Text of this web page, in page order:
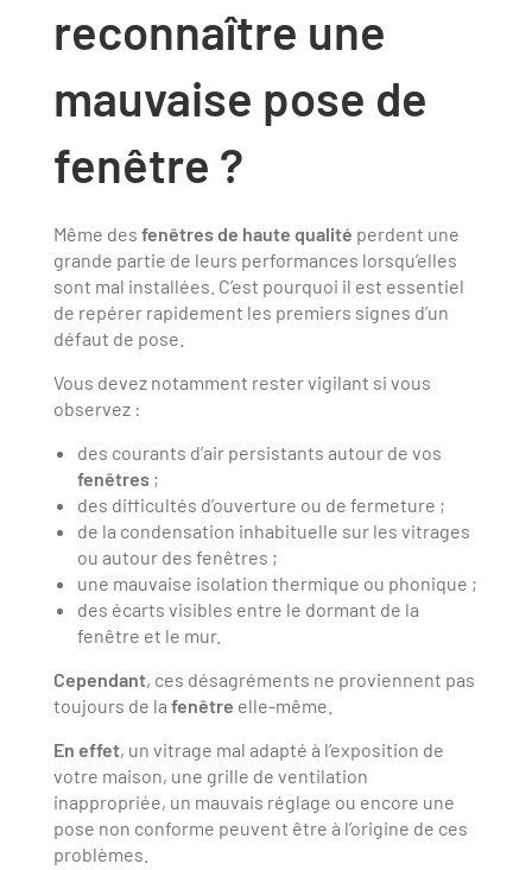
reconnaître une
mauvaise pose de
fenêtre ?
Même des fenêtres de haute qualité perdent une
grande partie de leurs performances lorsqu’elles
sont mal installées. C’est pourquoi il est essentiel
de repérer rapidement les premiers signes d’un
défaut de pose.
Vous devez notamment rester vigilant si vous
observez :
des courants d’air persistants autour de vos
fenêtres;
des difficultés d’ouverture ou de fermeture ;
de la condensation inhabituelle sur les vitrages
ou autour des fenêtres ;
une mauvaise isolation thermique ou phonique ;
des écarts visibles entre le dormant de la
fenêtre et le mur.
Cependant, ces désagréments ne proviennent pas
toujours de la fenêtre elle-même.
En effet, un vitrage mal adapté à l’exposition de
votre maison, une grille de ventilation
inappropriée, un mauvais réglage ou encore une
pose non conforme peuvent être à l’origine de ces
problèmes.